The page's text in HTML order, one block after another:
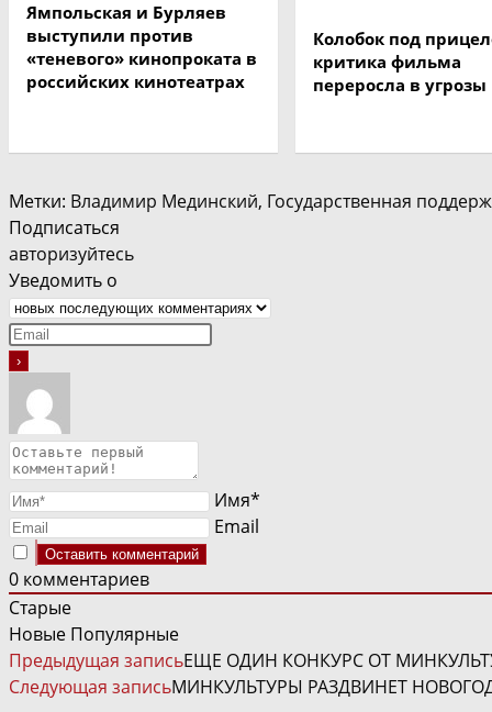
Ямпольская и Бурляев
выступили против
«теневого» кинопроката в
российских кинотеатрах
Колобок под
критика фильма
переросла в угрозы
Метки: Владимир Мединский, Государственная
Подписаться
авторизуйтесь
Уведомить о
Имя*
Email
0 комментариев
Старые
Новые Популярные
ЧИТАТЬ
ДАЛЕЕ
СТАТЬИ
Предыдущая записьЕЩЕ ОДИН КОНКУРС ОТ
Следующая записьМИНКУЛЬТУРЫ РАЗДВИНЕТ